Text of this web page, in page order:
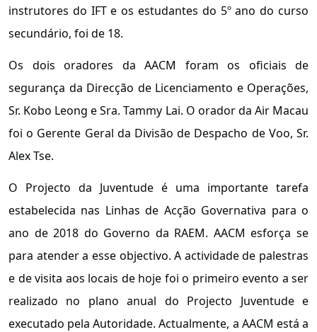
instrutores do IFT e os estudantes do 5º ano do curso
secundário, foi de 18.
Os dois oradores da AACM foram os oficiais de
segurança da Direcção de Licenciamento e Operações,
Sr. Kobo Leong e Sra. Tammy Lai. O orador da Air Macau
foi o Gerente Geral da Divisão de Despacho de Voo, Sr.
Alex Tse.
O Projecto da Juventude é uma importante tarefa
estabelecida nas Linhas de Acção Governativa para o
ano de 2018 do Governo da RAEM. AACM esforça se
para atender a esse objectivo. A actividade de palestras
e de visita aos locais de hoje foi o primeiro evento a ser
realizado no plano anual do Projecto Juventude e
executado pela Autoridade. Actualmente, a AACM está a